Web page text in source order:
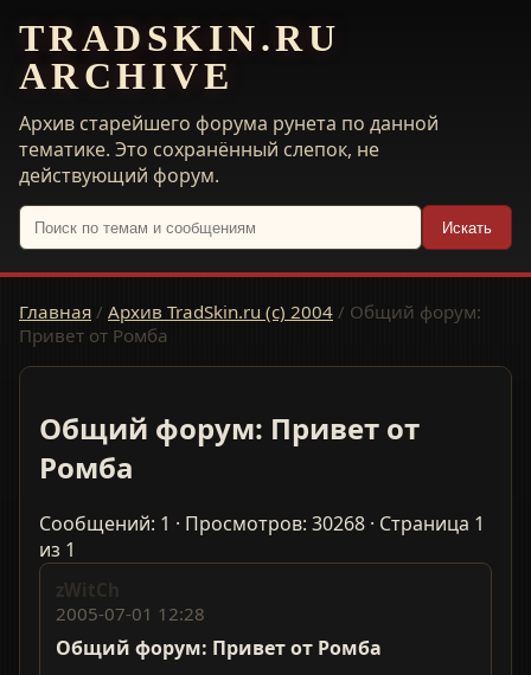
TRADSKIN.RU
ARCHIVE
Архив старейшего форума рунета по данной
тематике. Это сохранённый слепок, не
действующий форум.
Искать
Главная / Архив TradSkin.ru (с) 2004 / Общий форум:
Привет от Ромба
Общий форум: Привет от
Ромба
Сообщений: 1 · Просмотров: 30268 · Страница 1
из 1
zWitCh
2005-07-01 12:28
Общий форум: Привет от Ромба